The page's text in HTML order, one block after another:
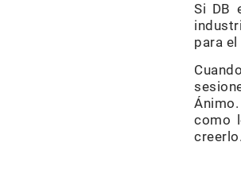
Si DB
para
como
creerlo.